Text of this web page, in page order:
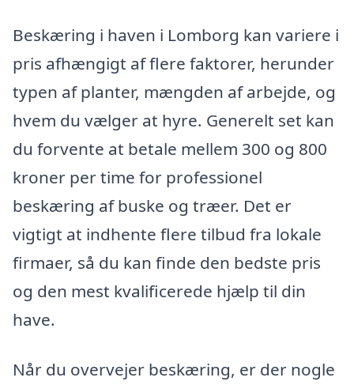
Beskæring i haven i Lomborg kan variere i
pris afhængigt af flere faktorer, herunder
typen af planter, mængden af arbejde, og
hvem du vælger at hyre. Generelt set kan
du forvente at betale mellem 300 og 800
kroner per time for professionel
beskæring af buske og træer. Det er
vigtigt at indhente flere tilbud fra lokale
firmaer, så du kan finde den bedste pris
og den mest kvalificerede hjælp til din
have.
Når du overvejer beskæring, er der nogle